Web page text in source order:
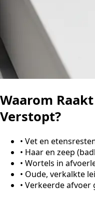
Waarom
Verstopt?
• Vet en
• Haar en zeep
• Wortels in
• Oude, verkalkte
• Verkeerde afvoer